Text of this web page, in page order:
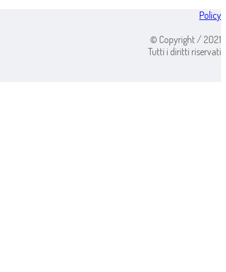
Policy
© Copyright / 2021
Tutti i diritti riservati